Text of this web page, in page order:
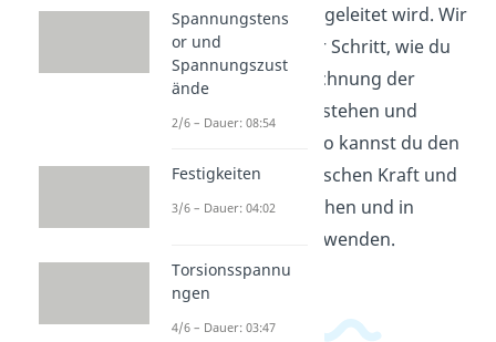
Schubspannung hergeleitet wird. Wir
zeigen dir Schritt für Schritt, wie du
die Formel zur Berechnung der
Schubspannung verstehen und
anwenden kannst. So kannst du den
Zusammenhang zwischen Kraft und
Fläche besser verstehen und in
deinen Aufgaben anwenden.
Spannungstens
or und
Spannungszust
ände
2/6 – Dauer: 08:54
Festigkeiten
3/6 – Dauer: 04:02
Torsionsspannu
ngen
4/6 – Dauer: 03:47